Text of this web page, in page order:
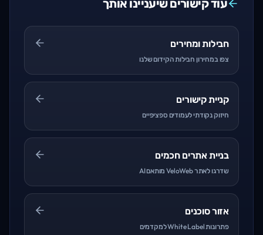
עוד קישורים שיעניינו אותך
חבילות ומחירים
צפו במחירון חבילות הקידום שלנו
קניית קישורים
חיזוק נקודתי לעמודים ספציפיים
בניית אתרים חכמים
שדרגו לאתר VeloWeb מותאם AI
אזור סוכנים
פתרונות White Label למקדמים